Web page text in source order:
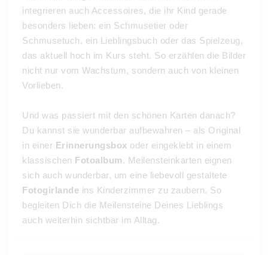
integrieren auch Accessoires, die ihr Kind gerade
besonders lieben: ein Schmusetier oder
Schmusetuch, ein Lieblingsbuch oder das Spielzeug,
das aktuell hoch im Kurs steht. So erzählen die Bilder
nicht nur vom Wachstum, sondern auch von kleinen
Vorlieben.
Und was passiert mit den schönen Karten danach?
Du kannst sie wunderbar aufbewahren – als Original
in einer Erinnerungsbox oder eingeklebt in einem
klassischen Fotoalbum. Meilensteinkarten eignen
sich auch wunderbar, um eine liebevoll gestaltete
Fotogirlande ins Kinderzimmer zu zaubern. So
begleiten Dich die Meilensteine Deines Lieblings
auch weiterhin sichtbar im Alltag.